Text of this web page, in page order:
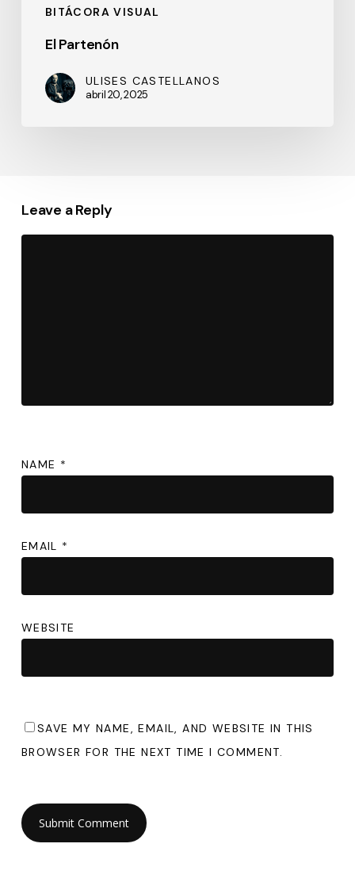
BITÁCORA VISUAL
El Partenón
ULISES CASTELLANOS
abril 20, 2025
Leave a Reply
NAME *
EMAIL *
WEBSITE
SAVE MY NAME, EMAIL, AND WEBSITE IN THIS
BROWSER FOR THE NEXT TIME I COMMENT.